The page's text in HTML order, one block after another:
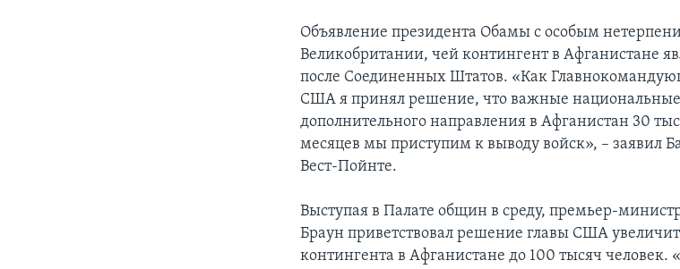
Объявление президента Обамы с особым
Великобритании, чей контингент в Афганистане
после Соединенных Штатов. «Как
США я принял решение, что важные
дополнительного направления в Афганистан 30
месяцев мы приступим к выводу войск», – заявил
Вест-Пойнте.
Выступая в Палате общин в среду, премьер-
Браун приветствовал решение главы США
контингента в Афганистане до 100 тысяч человек.